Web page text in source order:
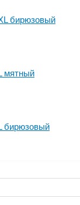
бирюзовый
мятный
бирюзовый